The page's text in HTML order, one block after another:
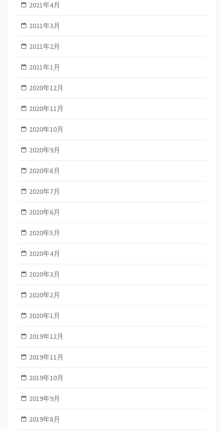
2021年4月
2021年3月
2021年2月
2021年1月
2020年12月
2020年11月
2020年10月
2020年9月
2020年8月
2020年7月
2020年6月
2020年5月
2020年4月
2020年3月
2020年2月
2020年1月
2019年12月
2019年11月
2019年10月
2019年9月
2019年8月